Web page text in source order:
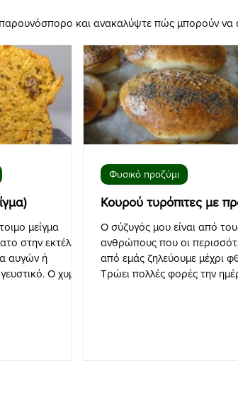
και ανακαλύψτε πώς μπορούν να
μείγμα
στην εκτέλεσή
αυγών ή
Ο χυμός
Κουρού τυρόπιτες με
Ο σύζυγός μου είναι από
ανθρώπους που οι
από εμάς ζηλεύουμε μέχρι
Τρώει πολλές φορές την
Φυσικό προζύμι